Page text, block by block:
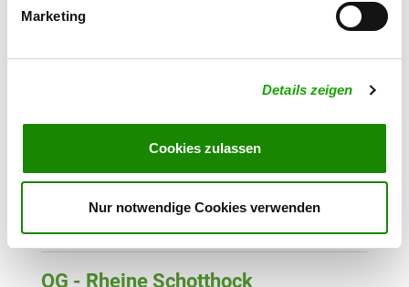
Marketing
Details zeigen
Cookies zulassen
Nur notwendige Cookies verwenden
Details
48429 Rheine
OG - Westerkappeln
Details
Am Schützenweg 19
OG - Rheine Schotthock